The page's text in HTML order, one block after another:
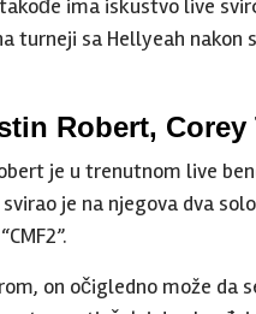
ima iskustvo live
turneji sa Hellyeah nakon
Robert, Corey
je u trenutnom live
je na njegova dva
on očigledno može da